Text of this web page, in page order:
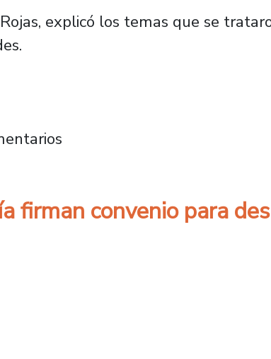
explicó los temas que se
que reunión con el
firman convenio para